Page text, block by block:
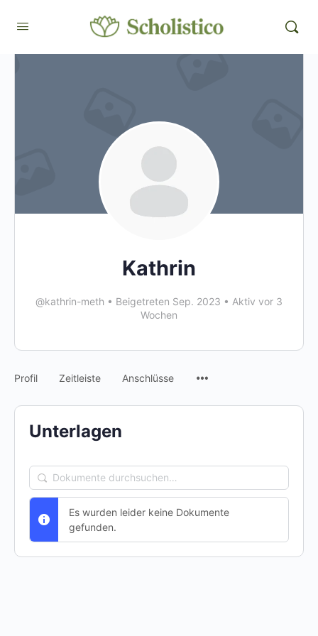
Kathrin
@kathrin-meth • Beigetreten Sep. 2023 • Aktiv vor 3
Wochen
Profil Zeitleiste Anschlüsse
Unterlagen
Dokumente
durchsuchen…
Es wurden leider keine Dokumente
gefunden.